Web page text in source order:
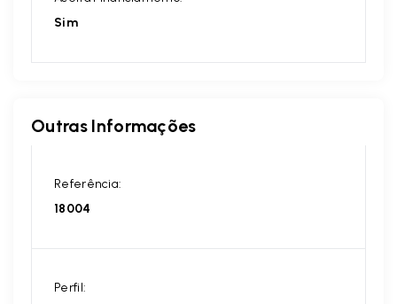
Sim
Outras Informações
Referência:
18004
Perfil: